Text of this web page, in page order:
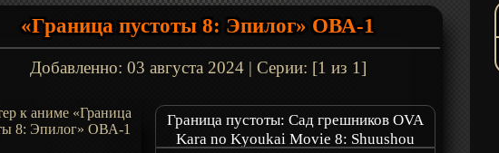
«Граница пустоты 8: Эпилог» ОВА-1
Добавленно: 03 августа 2024| Серии: [1 из 1]
Граница пустоты: Сад грешников OVA
Kara no Kyoukai Movie 8: Shuushou